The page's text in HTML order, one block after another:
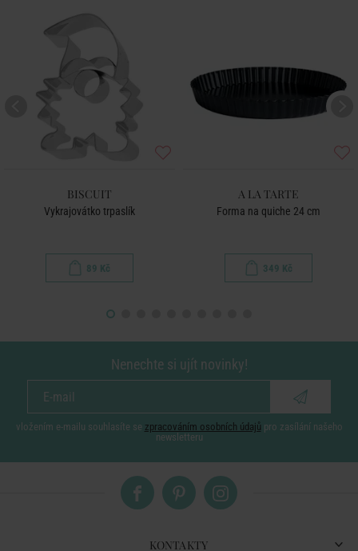
BISCUIT
Vykrajovátko trpaslík
89 Kč
A LA TARTE
Forma na quiche 24 cm
349 Kč
Nenechte si ujít novinky!
vložením e-mailu souhlasíte se zpracováním osobních údajů pro zasílání našeho
newsletteru
KONTAKTY